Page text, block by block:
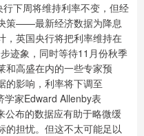
下周将维持利率不变，但经
策——最新经济数据为降息
，英国央行将把利率维持在
迹象，同时等待11月份秋季
和高盛在内的一些专家预
的影响，利率将下调至
学家Edward Allenby表
公布的数据应有助于略微缓
的担忧。但这不太可能足以